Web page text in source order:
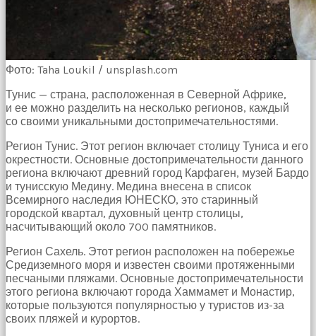
Фото: Taha Loukil / unsplash.com
Тунис — страна, расположенная в Северной Африке,
и ее можно разделить на несколько регионов, каждый
со своими уникальными достопримечательностями.
Регион Тунис. Этот регион включает столицу Туниса и его
окрестности. Основные достопримечательности данного
региона включают древний город Карфаген, музей Бардо
и тунисскую Медину. Медина внесена в список
Всемирного наследия ЮНЕСКО, это старинный
городской квартал, духовный центр столицы,
насчитывающий около 700 памятников.
Регион Сахель. Этот регион расположен на побережье
Средиземного моря и известен своими протяженными
песчаными пляжами. Основные достопримечательности
этого региона включают города Хаммамет и Монастир,
которые пользуются популярностью у туристов из-за
своих пляжей и курортов.